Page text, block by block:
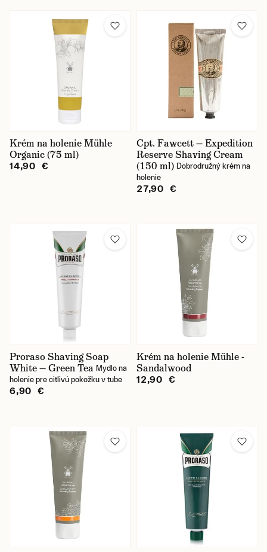
Krém na holenie Mühle
Organic (75 ml)
14,90 €
Cpt. Fawcett — Expedition
Reserve Shaving Cream
(150 ml) Dobrodružný krém na
holenie
27,90 €
Proraso Shaving Soap
White — Green Tea Mydlo na
holenie pre citlivú pokožku v tube
6,90 €
Krém na holenie Mühle -
Sandalwood
12,90 €